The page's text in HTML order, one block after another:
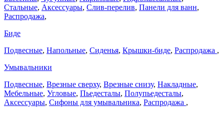
Стальные, Аксессуары, Слив-перелив, Панели для ванн,
Распродажа,
Биде
Подвесные, Напольные, Сиденья, Крышки-биде, Распродажа ,
Умывальники
Подвесные, Врезные сверху, Врезные снизу, Накладные,
Мебельные, Угловые, Пьедесталы, Полупьедесталы,
Аксессуары, Сифоны для умывальника, Распродажа ,